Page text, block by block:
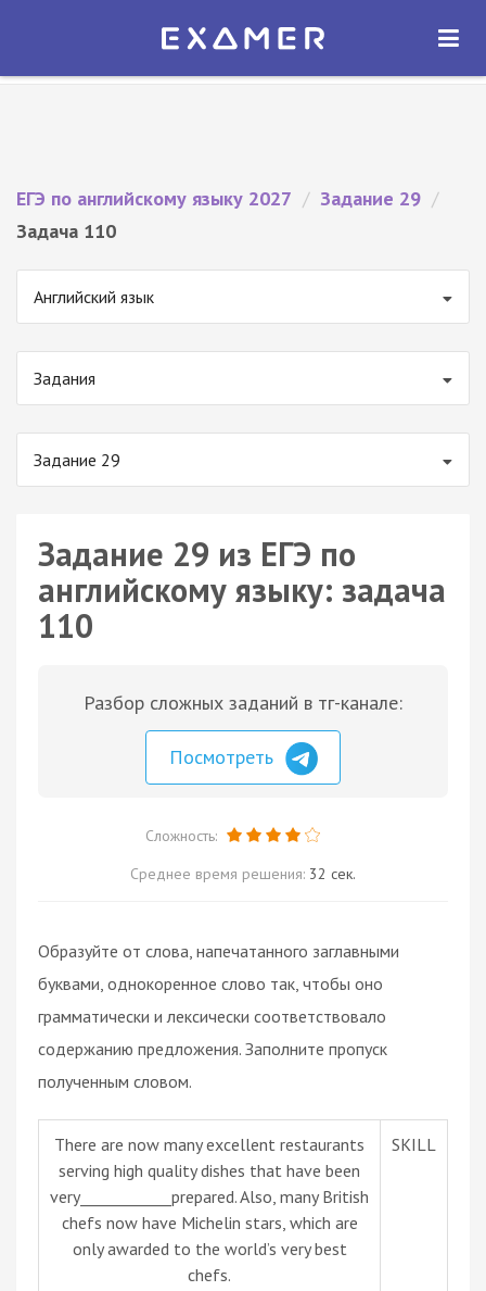
Экзамер — ЕГЭ 2027
ОТКРЫТЬ
ЕГЭ по английскому языку 2027 / Задание 29 /
Задача 110
Английский язык
Задания
Задание 29
Задание 29 из ЕГЭ по
английскому языку: задача
110
Разбор сложных заданий в тг-канале:
Посмотреть
Сложность:
Среднее время решения: 32 сек.
Образуйте от слова, напечатанного заглавными
буквами, однокоренное слово так, чтобы оно
грамматически и лексически соответствовало
содержанию предложения. Заполните пропуск
полученным словом.
There are now many excellent restaurants
serving high quality dishes that have been
very____________prepared. Also, many British
chefs now have Michelin stars, which are
only awarded to the world’s very best
chefs.
SKILL